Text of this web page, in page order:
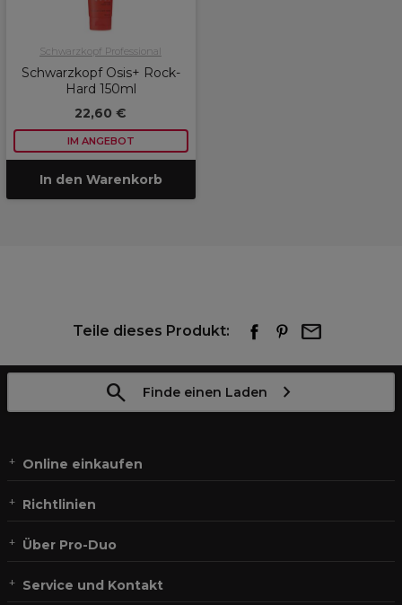
Schwarzkopf Professional
Schwarzkopf Osis+ Rock-
Hard 150ml
22,60 €
IM ANGEBOT
In den Warenkorb
Teile dieses Produkt:
Finde einen Laden
Online einkaufen
Richtlinien
Über Pro-Duo
Service und Kontakt